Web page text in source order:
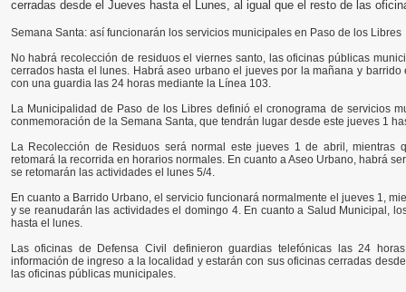
cerradas desde el Jueves hasta el Lunes, al igual que el resto de las
Semana Santa: así funcionarán los servicios municipales en Paso de los Libres
No habrá recolección de residuos el viernes santo, las oficinas públicas
cerrados hasta el lunes. Habrá aseo urbano el jueves por la mañana y
con una guardia las 24 horas mediante la Línea 103.
La Municipalidad de Paso de los Libres definió el cronograma de servicios
conmemoración de la Semana Santa, que tendrán lugar desde este jueves 1
La Recolección de Residuos será normal este jueves 1 de abril,
retomará la recorrida en horarios normales. En cuanto a Aseo Urbano, habrá
se retomarán las actividades el lunes 5/4.
En cuanto a Barrido Urbano, el servicio funcionará normalmente el jueves 1,
y se reanudarán las actividades el domingo 4. En cuanto a Salud Municipal,
hasta el lunes.
Las oficinas de Defensa Civil definieron guardias telefónicas las 24
información de ingreso a la localidad y estarán con sus oficinas cerradas
las oficinas públicas municipales.